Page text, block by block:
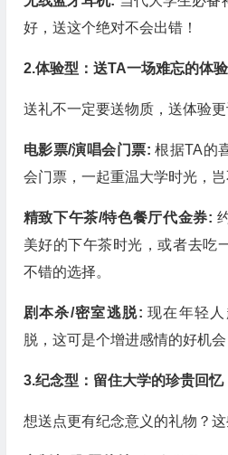
好，送这个绝对不会出错！
2.体验型：送TA一场难忘的体验
送礼不一定要送物质，送体验更
电影票/演唱会门票:根据TA的
会门票，一起重温大学时光，岂
精致下午茶/特色餐厅代金券:
美好的下午茶时光，或者去吃
不错的选择。
剧本杀/密室逃脱: 现在年轻
脱，这可是个增进感情的好机会
3.纪念型：留住大学的珍贵回忆
想送点更有纪念意义的礼物？